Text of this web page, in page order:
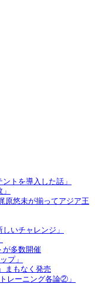
トを導入した話」
原悠未が揃ってアジア王
いチャレンジ」
が多数開催
プ」
まもなく発売
レーニング各論②」